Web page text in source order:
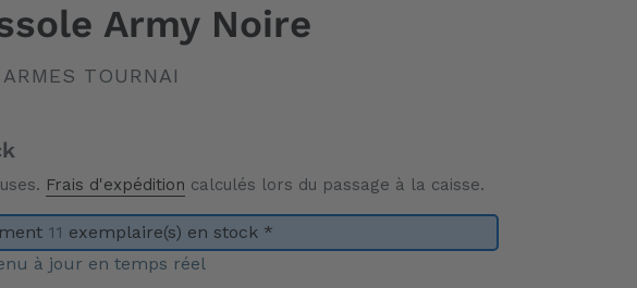
Army Noire
TOURNAI
Frais d'expédition calculés lors du passage à la caisse.
11 exemplaire(s) en stock *
à jour en temps réel